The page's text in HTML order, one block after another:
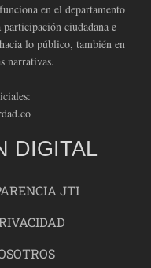
en el departamento
ciudadana e
lo público, también en
narrativas.
DIGITAL
JTI